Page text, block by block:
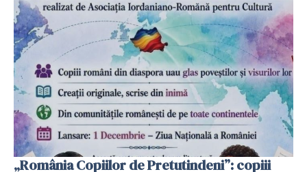
„România Copiilor de Pretutindeni”: copiii